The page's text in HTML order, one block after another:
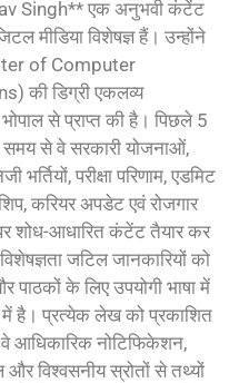
Singh** एक अनुभवी कंटेंट
मीडिया विशेषज्ञ हैं। उन्होंने
of Computer
की डिग्री एकलव्य
भोपाल से प्राप्त की है। पिछले 5
समय से वे सरकारी योजनाओं,
भर्तियों, परीक्षा परिणाम, एडमिट
करियर अपडेट एवं रोजगार
शोध-आधारित कंटेंट तैयार कर
जटिल जानकारियों को
पाठकों के लिए उपयोगी भाषा में
है। प्रत्येक लेख को प्रकाशित
आधिकारिक नोटिफिकेशन,
और विश्वसनीय स्रोतों से तथ्यों